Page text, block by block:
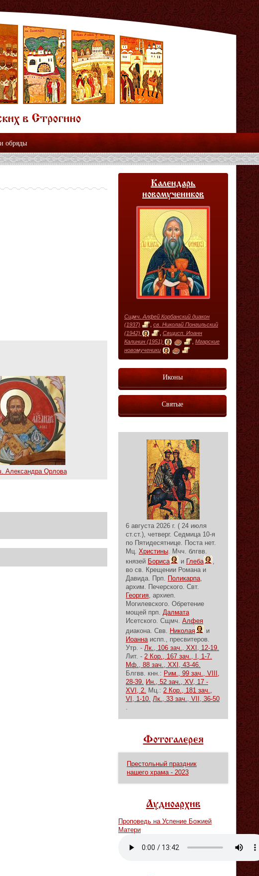
обряды
Александра Орлова
Календарь
новомучеников
Сщмч. Алфей Корбанский диакон
(1937)
св. Николай Понгильский
(1942)
Свщисп. Иоанн
Калинин (1951)
Мгарские
новомученики
Иконы
Святые
6 августа 2026 г. ( 24 июля
ст.ст.), четверг. Седмица 10-я
по Пятидесятнице. Поста нет.
Мц. Христины. Мчч. блгвв.
князей Бориса и Глеба
,
во св. Крещении Романа и
Давида. Прп. Поликарпа,
архим. Печерского. Свт.
Георгия, архиеп.
Могилевского. Обретение
мощей прп. Далмата
Исетского. Сщмч. Алфея
диакона. Свв. Николая
и
Иоаннаиспп., пресвитеров.
Утр. - Лк., 106 зач., XXI, 12-19.
Лит. - 2 Кор., 167 зач., I, 1-7.
Мф., 88 зач., XXI, 43-46.
Блгвв. кнн.: Рим., 99 зач., VIII,
28-39. Ин., 52 зач., XV, 17 -
XVI, 2. Мц.: 2 Кор., 181 зач.,
VI, 1-10. Лк., 33 зач., VII, 36-50
.
Фотогалерея
Престольный праздник
нашего храма - 2023
Аудиоархив
Проповедь на Успение Божией
Матери